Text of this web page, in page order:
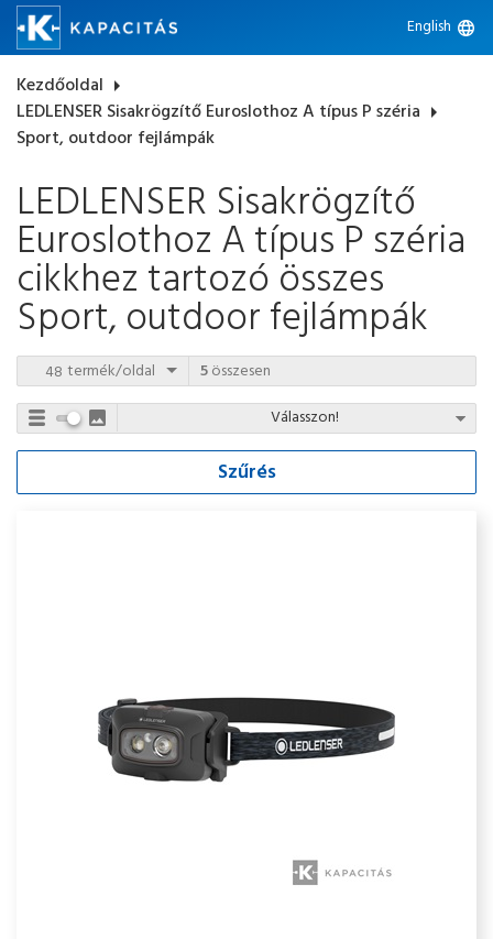
English language
Kezdőoldal arrow_right
LEDLENSER Sisakrögzítő Euroslothoz A típus P széria arrow_right
Sport, outdoor fejlámpák
LEDLENSER Sisakrögzítő
Euroslothoz A típus P széria
cikkhez tartozó összes
Sport, outdoor fejlámpák
termék/oldal 5összesen
Szűrés